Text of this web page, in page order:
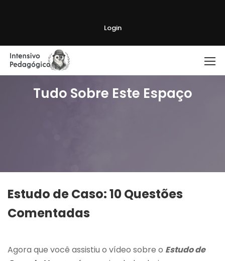
Login
Tudo Sobre Este Espaço
Estudo de Caso: 10 Questões
Comentadas
Agora que você assistiu o vídeo sobre o Estudo de